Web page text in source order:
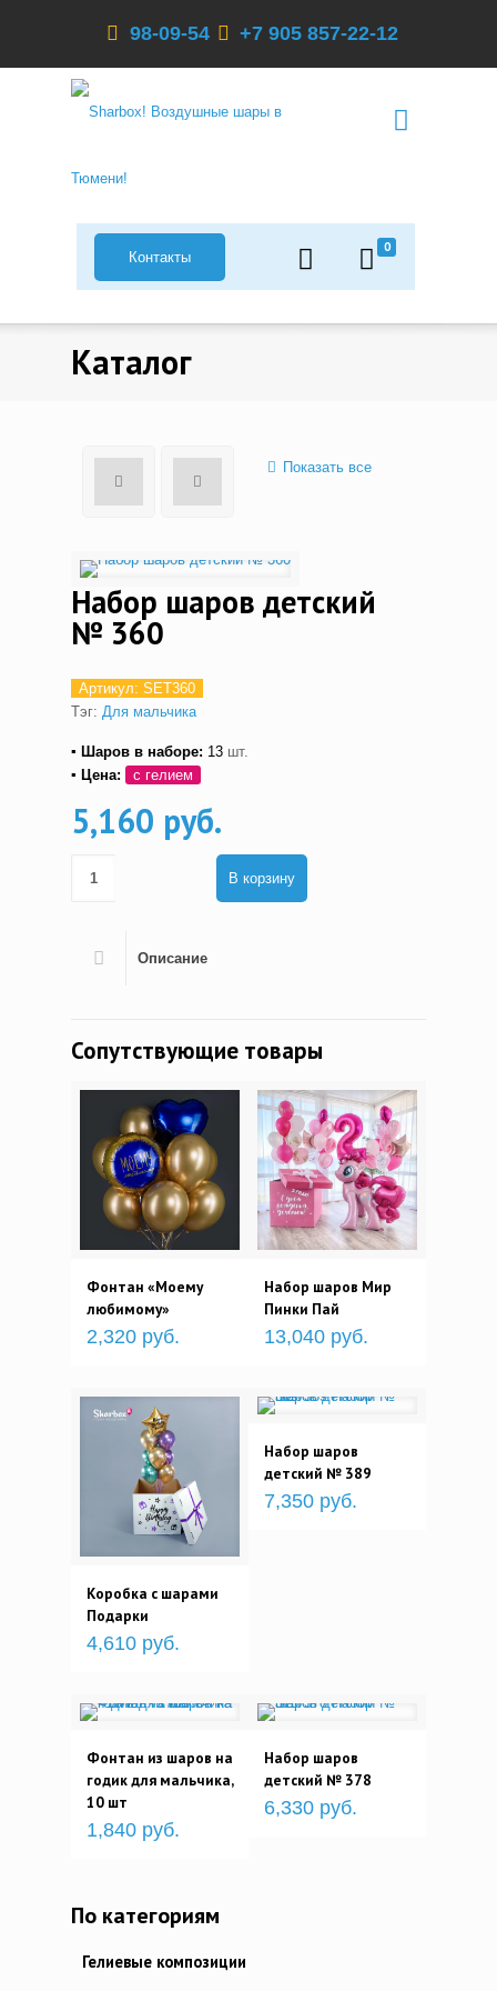
98-09-54 +7 905 857-22-12
0
Контакты
Каталог
Показать все
Набор шаров детский
№ 360
Артикул: SET360
Тэг: Для мальчика
▪ Шаров в наборе: 13 шт.
▪ Цена:
с гелием
5,160 руб.
В корзину
Описание
Сопутствующие товары
Фонтан «Моему
любимому»
2,320 руб.
Набор шаров Мир
Пинки Пай
13,040 руб.
Коробка с шарами
Подарки
4,610 руб.
Набор шаров
детский № 389
7,350 руб.
Фонтан из шаров на
годик для мальчика,
10 шт
1,840 руб.
Набор шаров
детский № 378
6,330 руб.
По категориям
Гелиевые композиции